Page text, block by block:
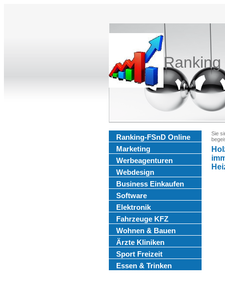
Ranking
Ranking-FSnD Online
Marketing
Werbeagenturen
Webdesign
Business Einkaufen
Software
Elektronik
Fahrzeuge KFZ
Wohnen & Bauen
Ärzte Kliniken
Sport Freizeit
Essen & Trinken
Sie